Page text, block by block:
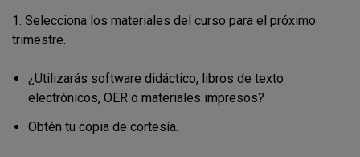
1. Selecciona los materiales del curso para el próximo
trimestre.
¿Utilizarás software didáctico, libros de texto
electrónicos, OER o materiales impresos?
Obtén tu copia de cortesía.